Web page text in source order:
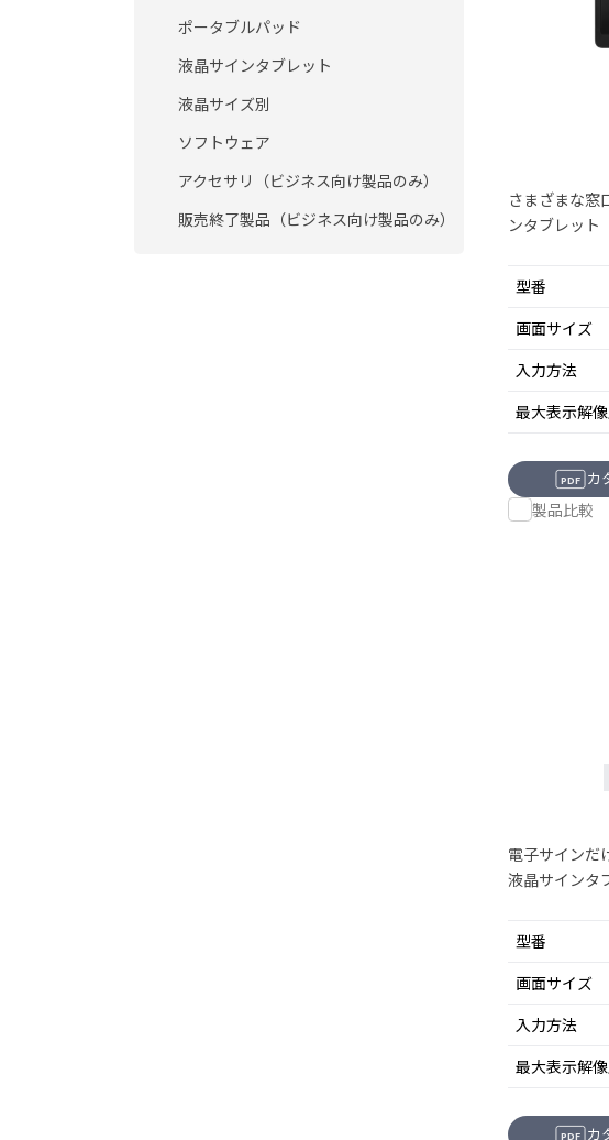
ポータブルパッド
液晶サインタブレット
液晶サイズ別
ソフトウェア
アクセサリ（ビジネス向け製品のみ）
販売終了製品（ビジネス向け製品のみ）
さまざまな窓
ンタブレット
型番
画面サイズ
入力方法
最大表示解
PDF カ
製品比較
電子サインだ
液晶サインタ
型番
画面サイズ
入力方法
最大表示解
PDF カ